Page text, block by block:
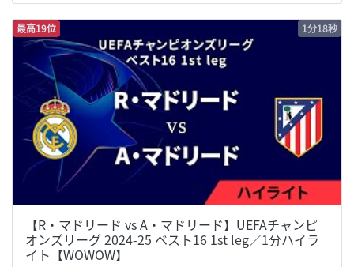
最高19位 1分18秒
【R・マドリード vs A・マドリード】UEFAチャンピ
オンズリーグ 2024-25 ベスト16 1st leg／1分ハイラ
イト【WOWOW】